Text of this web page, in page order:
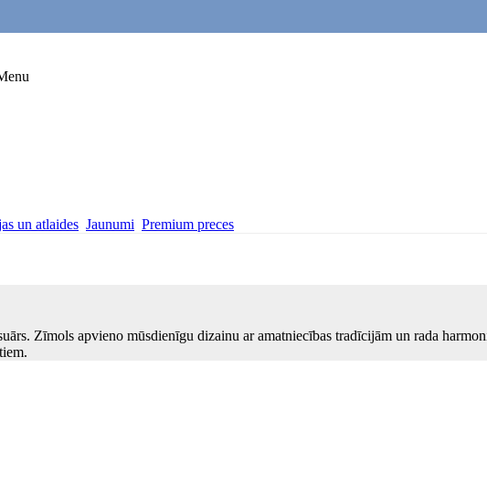
un atlaides Jaunumi Premium preces
Zīmols apvieno mūsdienīgu dizainu ar amatniecības tradīcijām un rada